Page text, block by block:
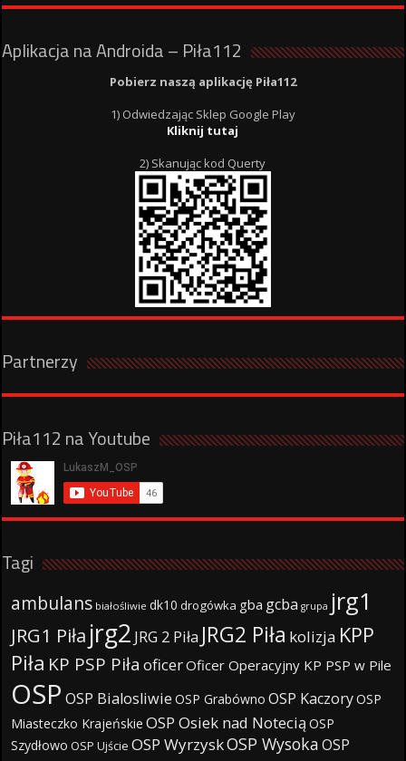
Aplikacja na Androida – Piła112
Pobierz naszą aplikację Piła112
1) Odwiedzając Sklep Google Play
Kliknij tutaj
2) Skanując kod Querty
Partnerzy
Piła112 na Youtube
Tagi
ambulans białośliwie dk10 drogówka gba gcba grupa jrg1
JRG1 Piła jrg2 JRG 2 Piła JRG2 Piła kolizja KPP
Piła KP PSP Piła oficerOficer Operacyjny KP PSP w Pile
OSP OSP Bialosliwie OSP Grabówno OSP KaczoryOSP
Miasteczko Krajeńskie OSP Osiek nad Notecią OSP
Szydłowo OSP Ujście OSP WyrzyskOSP WysokaOSP